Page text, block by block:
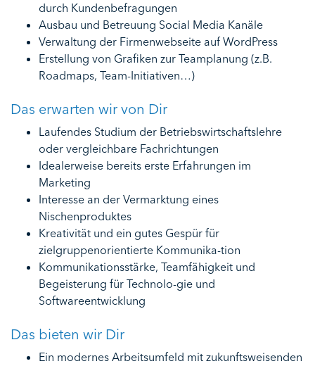
durch Kundenbefragungen
Ausbau und Betreuung Social Media Kanäle
Verwaltung der Firmenwebseite auf WordPress
Erstellung von Grafiken zur Teamplanung (z.B.
Roadmaps, Team-Initiativen…)
Das erwarten wir von Dir
Laufendes Studium der Betriebswirtschaftslehre
oder vergleichbare Fachrichtungen
Idealerweise bereits erste Erfahrungen im
Marketing
Interesse an der Vermarktung eines
Nischenproduktes
Kreativität und ein gutes Gespür für
zielgruppenorientierte Kommunika-tion
Kommunikationsstärke, Teamfähigkeit und
Begeisterung für Technolo-gie und
Softwareentwicklung
Das bieten wir Dir
Ein modernes Arbeitsumfeld mit zukunftsweisenden